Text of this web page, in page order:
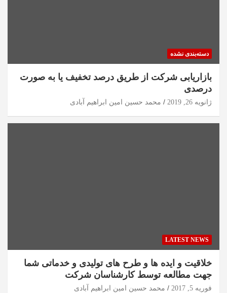
دسته‌بندی نشده
بازاریابی شرکت از طریق درصد تخفیف یا به صورت
درصدی
ژانویه 26, 2019 محمد حسین امین ابراهیم آبادی
LATEST NEWS
خلاقیت و ایده ها و طرح های تولیدی و خدماتی شما
جهت مطالعه توسط کارشناسان شرکت
فوریه 5, 2017 محمد حسین امین ابراهیم آبادی